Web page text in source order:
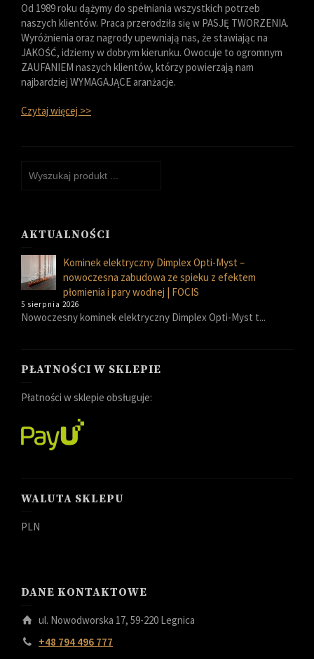
Od 1989 roku dążymy do spełniania wszystkich potrzeb
naszych klientów. Praca przerodziła się w PASJĘ TWORZENIA.
Wyróżnienia oraz nagrody upewniają nas, że stawiając na
JAKOŚĆ, idziemy w dobrym kierunku. Owocuje to ogromnym
ZAUFANIEM naszych klientów, którzy powierzają nam
najbardziej WYMAGAJĄCE aranżacje.
Czytaj więcej >>
AKTUALNOŚCI
Kominek elektryczny Dimplex Opti-Myst –
nowoczesna zabudowa ze spieku z efektem
płomienia i pary wodnej | FOCIS
5 sierpnia 2026
Nowoczesny kominek elektryczny Dimplex Opti-Myst t...
PŁATNOŚCI W SKLEPIE
Płatności w sklepie obsługuje:
WALUTA SKLEPU
PLN
DANE KONTAKTOWE
ul. Nowodworska 17, 59-220 Legnica
+48 794 496 777